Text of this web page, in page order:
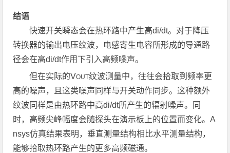
结语
快速开关瞬态会在热环路中产生高di/dt。对于降压
转换器的输出电压纹波，电感寄生电容所形成的导通路
径会在高di/dt作用下引入高频噪声。
但在实际的VOUT纹波测量中，往往会拾取到频率更
高的噪声，且这类噪声同样与开关动作同步。这种额外
纹波同样是由热环路中高di/dt所产生的辐射噪声。同
时，高频尖峰幅度会随探头在演示板上的位置而变化。A
nsys仿真结果表明，垂直测量结构相比水平测量结构，
能够拾取热环路产生的更多高频磁通。